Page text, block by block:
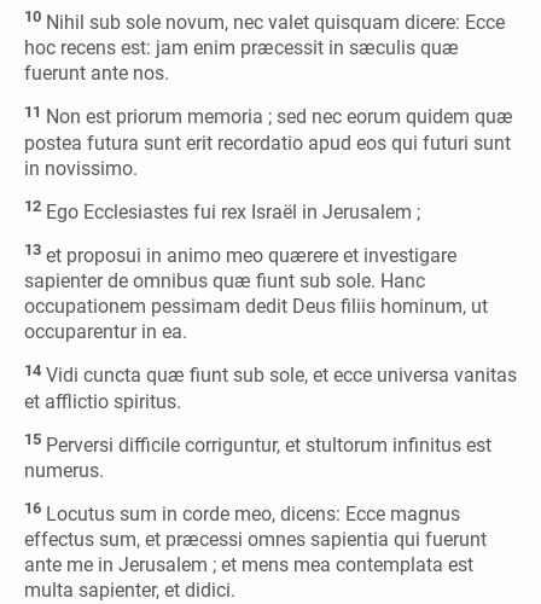
10 Nihil sub sole novum, nec valet quisquam dicere: Ecce
hoc recens est: jam enim præcessit in sæculis quæ
fuerunt ante nos.
11 Non est priorum memoria ; sed nec eorum quidem quæ
postea futura sunt erit recordatio apud eos qui futuri sunt
in novissimo.
12 Ego Ecclesiastes fui rex Israël in Jerusalem ;
13 et proposui in animo meo quærere et investigare
sapienter de omnibus quæ fiunt sub sole. Hanc
occupationem pessimam dedit Deus filiis hominum, ut
occuparentur in ea.
14 Vidi cuncta quæ fiunt sub sole, et ecce universa vanitas
et afflictio spiritus.
15 Perversi difficile corriguntur, et stultorum infinitus est
numerus.
16 Locutus sum in corde meo, dicens: Ecce magnus
effectus sum, et præcessi omnes sapientia qui fuerunt
ante me in Jerusalem ; et mens mea contemplata est
multa sapienter, et didici.